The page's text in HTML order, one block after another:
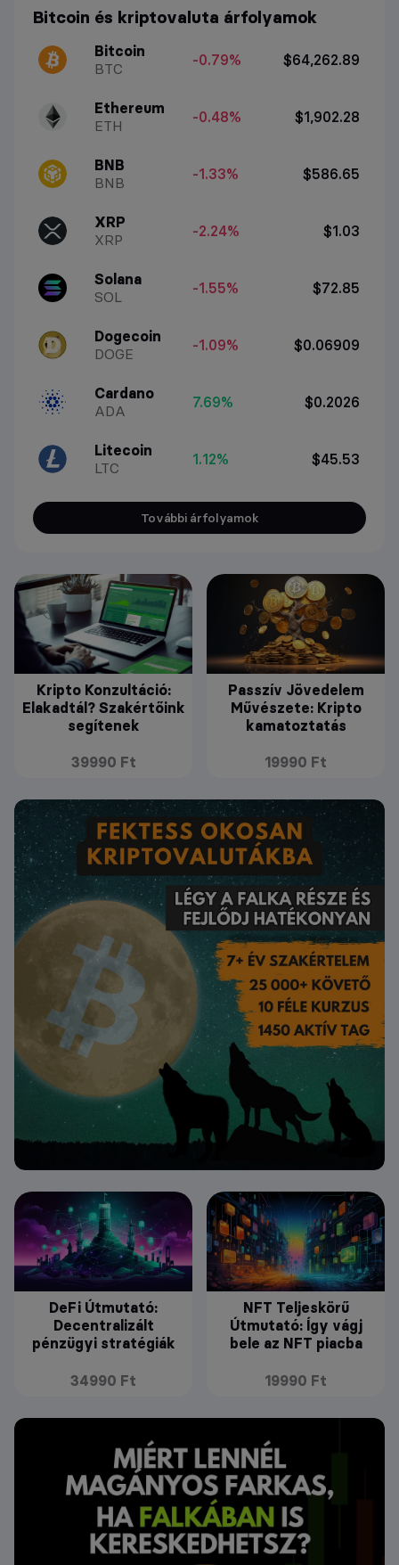
Bitcoin és kriptovaluta árfolyamok
Bitcoin
BTC
-0.79% $64,262.89
Ethereum
ETH
-0.48% $1,902.28
BNB
BNB
-1.33% $586.65
XRP
XRP
-2.24% $1.03
Solana
SOL
-1.55% $72.85
Dogecoin
DOGE
-1.09% $0.06909
Cardano
ADA
7.69% $0.2026
Litecoin
LTC
1.12% $45.53
További árfolyamok
Kripto Konzultáció:
Elakadtál? Szakértőink
segítenek
39990 Ft
Passzív Jövedelem
Művészete: Kripto
kamatoztatás
19990 Ft
DeFi Útmutató:
Decentralizált
pénzügyi stratégiák
34990 Ft
NFT Teljeskörű
Útmutató: Így vágj
bele az NFT piacba
19990 Ft